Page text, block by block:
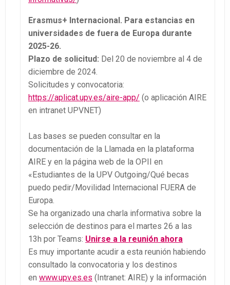
Erasmus+ Internacional. Para estancias en
universidades de fuera de Europa durante
2025-26.
Plazo de solicitud: Del 20 de noviembre al 4 de
diciembre de 2024.
Solicitudes y convocatoria:
https://aplicat.upv.es/aire-app/ (o aplicación AIRE
en intranet UPVNET)
Las bases se pueden consultar en la
documentación de la Llamada en la plataforma
AIRE y en la página web de la OPII en
«Estudiantes de la UPV Outgoing/Qué becas
puedo pedir/Movilidad Internacional FUERA de
Europa.
Se ha organizado una charla informativa sobre la
selección de destinos para el martes 26 a las
13h por Teams: Unirse a la reunión ahora
Es muy importante acudir a esta reunión habiendo
consultado la convocatoria y los destinos
en www.upv.es.es (Intranet: AIRE) y la información